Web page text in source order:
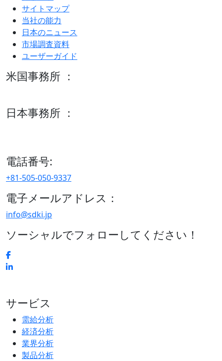
サイトマップ
当社の能力
日本のニュース
市場調査資料
ユーザーガイド
米国事務所 ：
日本事務所 ：
電話番号:
+81-505-050-9337
電子メールアドレス：
info@sdki.jp
ソーシャルでフォローしてください！
サービス
需給分析
経済分析
業界分析
製品分析